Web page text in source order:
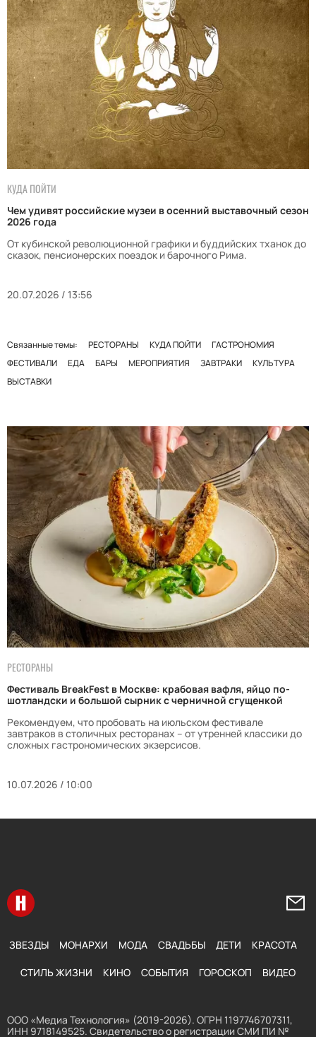
КУДА ПОЙТИ
Чем удивят российские музеи в осенний выставочный сезон
2026 года
От кубинской революционной графики и буддийских тханок до
сказок, пенсионерских поездок и барочного Рима.
20.07.2026 / 13:56
Связанные темы: РЕСТОРАНЫ КУДА ПОЙТИ
ГАСТРОНОМИЯ
ФЕСТИВАЛИ
ЕДА БАРЫ МЕРОПРИЯТИЯ ЗАВТРАКИ
КУЛЬТУРА
ВЫСТАВКИ
РЕСТОРАНЫ
Фестиваль BreakFest в Москве: крабовая вафля, яйцо по-
шотландски и большой сырник с черничной сгущенкой
Рекомендуем, что пробовать на июльском фестивале
завтраков в столичных ресторанах – от утренней классики до
сложных гастрономических экзерсисов.
10.07.2026 / 10:00
Перейти на главную
ЗВЕЗДЫ МОНАРХИ МОДА СВАДЬБЫ ДЕТИ КРАСОТА
СТИЛЬ ЖИЗНИ КИНО СОБЫТИЯ ГОРОСКОП ВИДЕО
ООО «Медиа Технология» (2019-2026). ОГРН 1197746707311,
ИНН 9718149525. Свидетельство о регистрации СМИ ПИ №